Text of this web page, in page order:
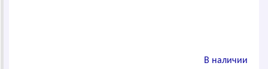
В наличии